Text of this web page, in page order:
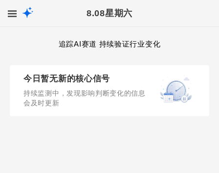
8.08星期六
追踪AI赛道 持续验证行业变化
今日暂无新的核心信号
持续监测中，发现影响判断变化的信息
会及时更新